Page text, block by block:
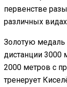
первенстве
различных
Золотую медаль
дистанции 3000
2000 метров с
тренерует